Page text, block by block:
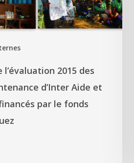
l’évaluation 2015 des
d’Inter Aide et
par le fonds